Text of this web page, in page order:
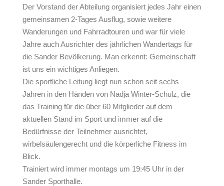
Der Vorstand der Abteilung organisiert jedes Jahr einen
gemeinsamen 2-Tages Ausflug, sowie weitere
Wanderungen und Fahrradtouren und war für viele
Jahre auch Ausrichter des jährlichen Wandertags für
die Sander Bevölkerung. Man erkennt: Gemeinschaft
ist uns ein wichtiges Anliegen.
Die sportliche Leitung liegt nun schon seit sechs
Jahren in den Händen von Nadja Winter-Schulz, die
das Training für die über 60 Mitglieder auf dem
aktuellen Stand im Sport und immer auf die
Bedürfnisse der Teilnehmer ausrichtet,
wirbelsäulengerecht und die körperliche Fitness im
Blick.
Trainiert wird immer montags um 19:45 Uhr in der
Sander Sporthalle.